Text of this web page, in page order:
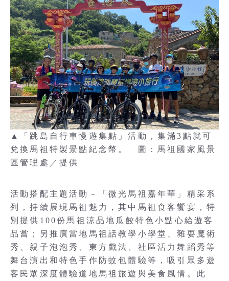
▲「跳島自行車慢遊集點」活動，集滿3點就可
兌換馬祖特製景點紀念幣。 圖：馬祖國家風景
區管理處／提供
活動搭配主題活動－「微光馬祖嘉年華」精采系
列，持續展現馬祖魅力，其中馬祖食客饗宴，特
別提供100份馬祖涼品地瓜餃特色小點心給遊客
品嘗；另推廣當地馬祖話教學小學堂、雜耍魔術
秀、親子泡泡秀、東方戲法、社區活力舞蹈秀等
舞台演出和特色手作防蚊包體驗等，吸引眾多遊
客民眾深度體驗道地馬祖旅遊與美食風情。此